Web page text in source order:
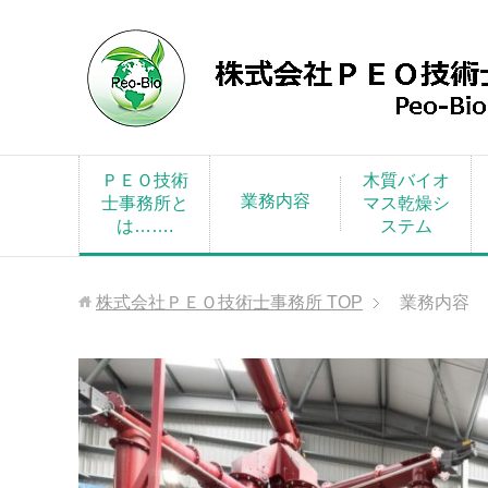
ＰＥＯ技術
士事務所と
は…….
業務内容
木質バイオ
マス乾燥シ
ステム
株式会社ＰＥＯ技術士事務所 TOP 業務内容